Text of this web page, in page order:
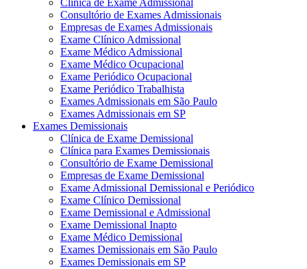
Consultório de Exames Admissionais
Empresas de Exames Admissionais
Exame Clínico Admissional
Exame Médico Admissional
Exame Médico Ocupacional
Exame Periódico Ocupacional
Exame Periódico Trabalhista
Exames Admissionais em São Paulo
Exames Admissionais em SP
Exames Demissionais
Clínica de Exame Demissional
Clínica para Exames Demissionais
Consultório de Exame Demissional
Empresas de Exame Demissional
Exame Admissional Demissional e Periódico
Exame Clínico Demissional
Exame Demissional e Admissional
Exame Demissional Inapto
Exame Médico Demissional
Exames Demissionais em São Paulo
Exames Demissionais em SP